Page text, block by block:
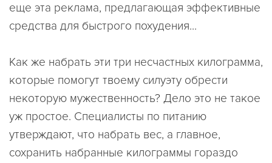
еще эта реклама, предлагающая эффективные
средства для быстрого похудения...
Как же набрать эти три несчастных килограмма,
которые помогут твоему силуэту обрести
некоторую мужественность? Дело это не такое
уж простое. Специалисты по питанию
утверждают, что набрать вес, а главное,
сохранить набранные килограммы гораздо